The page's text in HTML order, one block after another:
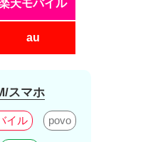
天モバイル
au
スマホ
イル povo